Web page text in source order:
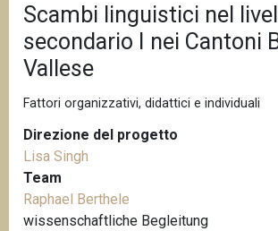
r
i
c
o
e
i
p
a
n
e
Scambi linguistici nel
secondario I nei Cantoni
Vallese
Fattori organizzativi, didattici e individuali
Direzione del progetto
Lisa Singh
Team
Raphael Berthele
wissenschaftliche Begleitung